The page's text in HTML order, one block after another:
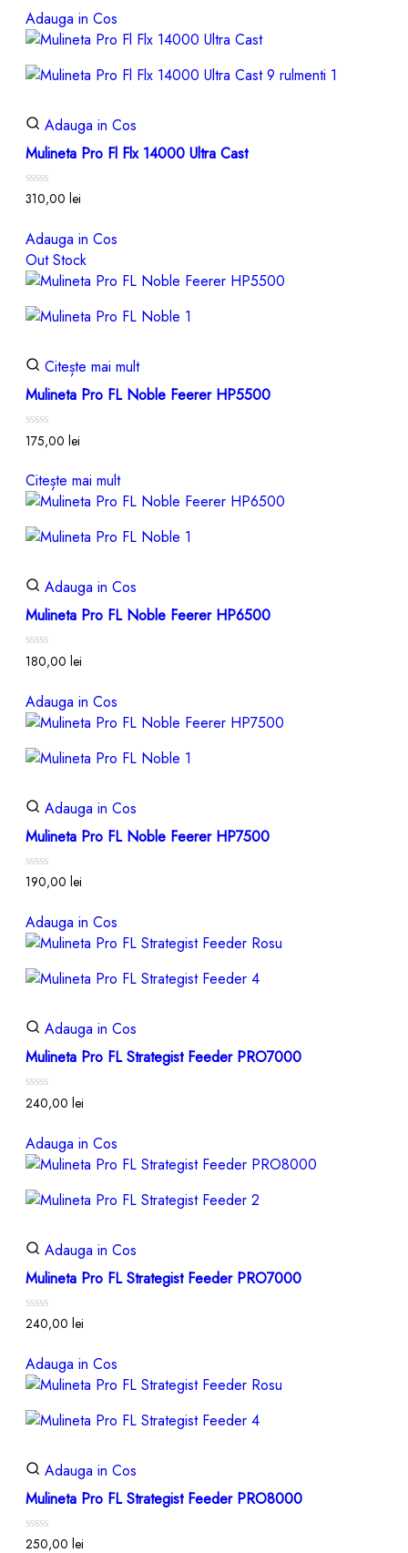
din
5
Adauga in Cos
Adauga in Cos
Mulineta Pro Fl Flx 14000 Ultra Cast
Evaluat
la
din
5
310,00 lei
Adauga in Cos
Out Stock
Citește mai mult
Mulineta Pro FL Noble Feerer HP5500
Evaluat
la
din
5
175,00 lei
Citește mai mult
Adauga in Cos
Mulineta Pro FL Noble Feerer HP6500
Evaluat
la
din
5
180,00 lei
Adauga in Cos
Adauga in Cos
Mulineta Pro FL Noble Feerer HP7500
Evaluat
la
din
5
190,00 lei
Adauga in Cos
Adauga in Cos
Mulineta Pro FL Strategist Feeder PRO7000
Evaluat
la
din
5
240,00 lei
Adauga in Cos
Adauga in Cos
Mulineta Pro FL Strategist Feeder PRO7000
Evaluat
la
din
5
240,00 lei
Adauga in Cos
Adauga in Cos
Mulineta Pro FL Strategist Feeder PRO8000
Evaluat
250,00 lei